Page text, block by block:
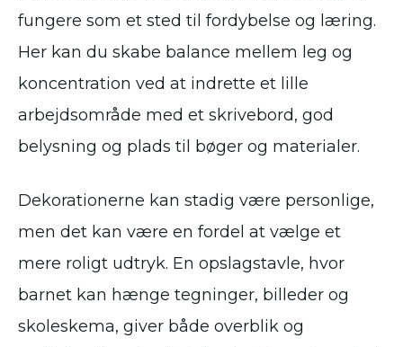
fungere som et sted til fordybelse og læring.
Her kan du skabe balance mellem leg og
koncentration ved at indrette et lille
arbejdsområde med et skrivebord, god
belysning og plads til bøger og materialer.
Dekorationerne kan stadig være personlige,
men det kan være en fordel at vælge et
mere roligt udtryk. En opslagstavle, hvor
barnet kan hænge tegninger, billeder og
skoleskema, giver både overblik og